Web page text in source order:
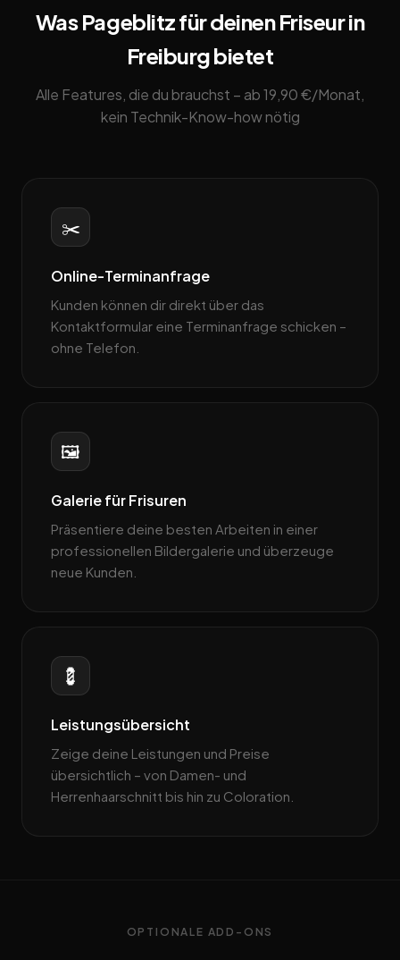
Was Pageblitz für deinen Friseur in
Freiburg bietet
Alle Features, die du brauchst – ab 19,90 €/Monat,
kein Technik-Know-how nötig
✂️
Online-Terminanfrage
Kunden können dir direkt über das
Kontaktformular eine Terminanfrage schicken –
ohne Telefon.
🖼️
Galerie für Frisuren
Präsentiere deine besten Arbeiten in einer
professionellen Bildergalerie und überzeuge
neue Kunden.
💈
Leistungsübersicht
Zeige deine Leistungen und Preise
übersichtlich – von Damen- und
Herrenhaarschnitt bis hin zu Coloration.
OPTIONALE ADD-ONS